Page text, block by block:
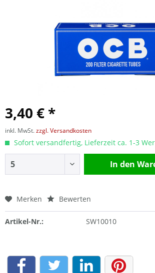
3,40 € *
inkl. MwSt.zzgl. Versandkosten
Sofort versandfertig, Lieferzeit ca. 1-3
In den
Merken Bewerten
Artikel-Nr.: SW10010